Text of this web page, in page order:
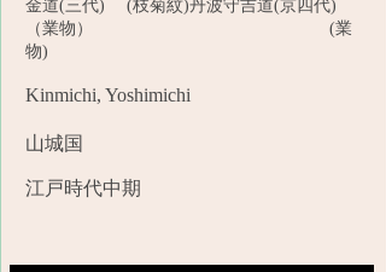
金道(三代) (枝菊紋)丹波守吉道(京四代)
（業物） (業
物)
Kinmichi, Yoshimichi
山城国
江戸時代中期